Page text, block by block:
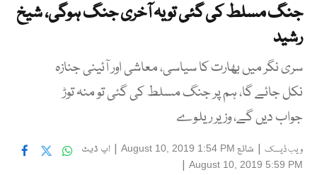
جنگ مسلط کی گئی تو یہ آخری جنگ ہوگی، شیخ
رشید
سری نگر میں بھارت کا سیاسی، معاشی اور آئینی جنازہ
نکل جائے گا، ہم پر جنگ مسلط کی گئی تو منہ توڑ
جواب دیں گے، وزیر ریلوے
ویب ڈیسک | شائع August 10, 2019 1:54 PM
| اپ ڈیٹ
August 10, 2019 5:59 PM
|